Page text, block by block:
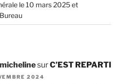
le 10 mars 2025 et
surC’EST REPARTI
2024